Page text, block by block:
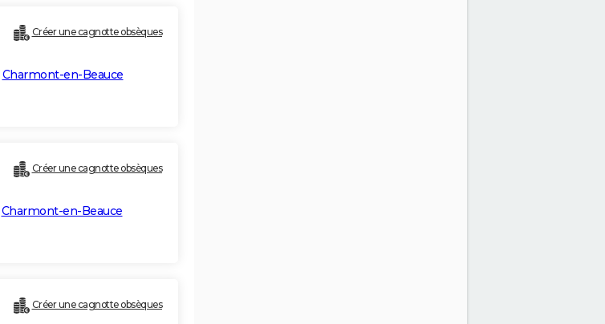
Créer une cagnotte obsèques
Charmont-en-Beauce
Créer une cagnotte obsèques
Charmont-en-Beauce
Créer une cagnotte obsèques